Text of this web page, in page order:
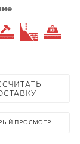
ПРОСМОТР